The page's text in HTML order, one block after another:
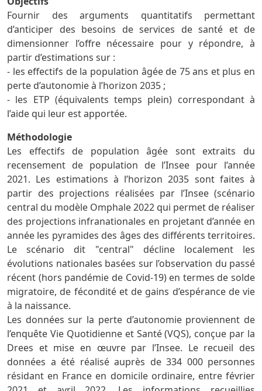
Fournir des arguments quantitatifs permettant
d’anticiper des besoins de services de santé et de
dimensionner l’offre nécessaire pour y répondre, à
partir d’estimations sur :
- les effectifs de la population âgée de 75 ans et plus en
perte d’autonomie à l’horizon 2035 ;
- les ETP (équivalents temps plein) correspondant à
l’aide qui leur est apportée.
Méthodologie
Les effectifs de population âgée sont extraits du
recensement de population de l’Insee pour l’année
2021. Les estimations à l’horizon 2035 sont faites à
partir des projections réalisées par l’Insee (scénario
central du modèle Omphale 2022 qui permet de réaliser
des projections infranationales en projetant d’année en
année les pyramides des âges des différents territoires.
Le scénario dit "central" décline localement les
évolutions nationales basées sur l’observation du passé
récent (hors pandémie de Covid-19) en termes de solde
migratoire, de fécondité et de gains d’espérance de vie
à la naissance.
Les données sur la perte d’autonomie proviennent de
l’enquête Vie Quotidienne et Santé (VQS), conçue par la
Drees et mise en œuvre par l’Insee. Le recueil des
données a été réalisé auprès de 334 000 personnes
résidant en France en domicile ordinaire, entre février